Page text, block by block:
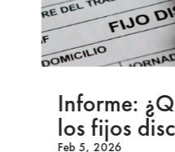
Informe:
los fijos
Feb 5, 2026